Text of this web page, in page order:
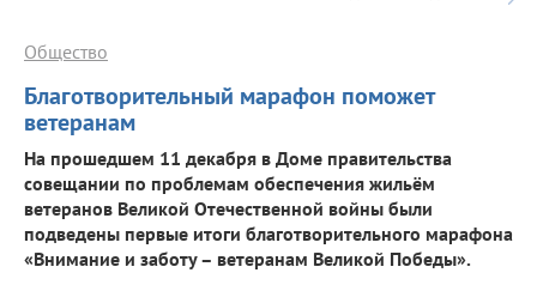
Благотворительный марафон поможет
ветеранам
Общество
На прошедшем 11 декабря в Доме правительства
совещании по проблемам обеспечения жильём
ветеранов Великой Отечественной войны были
подведены первые итоги благотворительного марафона
«Внимание и заботу – ветеранам Великой Победы».